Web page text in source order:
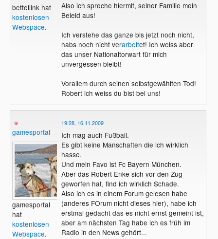
bettellink hat
kostenlosen
Webspace.
Also ich spreche hiermit, seiner Familie mein
Beleid aus!
Ich verstehe das ganze bis jetzt noch nicht,
habs noch nicht verarbeitet! Ich weiss aber
das unser Nationaltorwart für mich
unvergessen bleibt!
Vorallem durch seinen selbstgewählten Tod!
Robert ich weiss du bist bei uns!
gamesportal
gamesportal
hat
kostenlosen
Webspace.
19:28, 16.11.2009
Ich mag auch Fußball.
Es gibt keine Manschaften die ich wirklich
hasse.
Und mein Favo ist Fc Bayern München.
Aber das Robert Enke sich vor den Zug
geworfen hat, find ich wirklich Schade.
Also ich es in einem Forum gelesen habe
(anderes FOrum nicht dieses hier), habe ich
erstmal gedacht das es nicht ernst gemeint ist,
aber am nächsten Tag habe ich es früh im
Radio in den News gehört...